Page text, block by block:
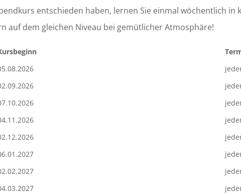
entschieden haben, lernen Sie einmal wöchentlich
auf dem gleichen Niveau bei gemütlicher Atmosphäre!